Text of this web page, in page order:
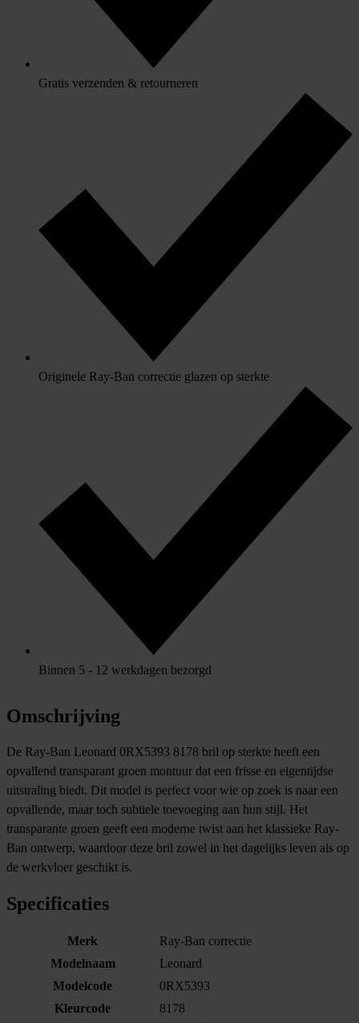
Gratis verzenden & retourneren
Originele Ray-Ban correctie glazen op sterkte
Binnen 5 - 12 werkdagen bezorgd
Omschrijving
De Ray-Ban Leonard 0RX5393 8178 bril op sterkte heeft een
opvallend transparant groen montuur dat een frisse en eigentijdse
uitstraling biedt. Dit model is perfect voor wie op zoek is naar een
opvallende, maar toch subtiele toevoeging aan hun stijl. Het
transparante groen geeft een moderne twist aan het klassieke Ray-
Ban ontwerp, waardoor deze bril zowel in het dagelijks leven als op
de werkvloer geschikt is.
Specificaties
Merk
Ray-Ban correctie
Modelnaam
Leonard
Modelcode
0RX5393
Kleurcode
8178